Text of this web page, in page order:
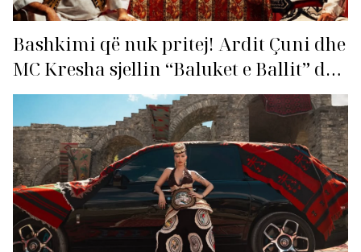
Bashkimi që nuk pritej! Ardit Çuni dhe
MC Kresha sjellin “Baluket e Ballit” dhe
ndezin rrjetin!